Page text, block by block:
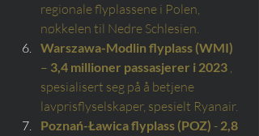
regionale flyplassene i Polen,
nøkkelen til Nedre Schlesien.
Warszawa-Modlin flyplass (WMI)
– 3,4 millioner passasjerer i 2023 ,
spesialisert seg på å betjene
lavprisflyselskaper, spesielt Ryanair.
Poznań-Ławica flyplass (POZ) - 2,8